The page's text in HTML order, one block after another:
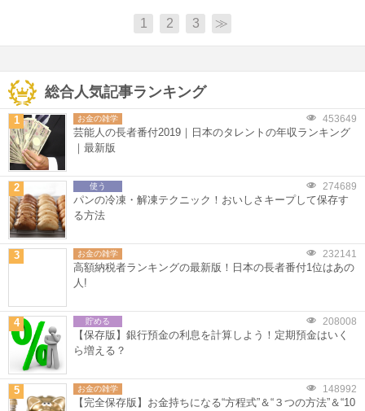
1 2 3 ≫
総合人気記事ランキング
1 お金の雑学 453649
芸能人の長者番付2019｜日本のタレントの年収ランキング
｜最新版
2 使う 274689
パンの冷凍・解凍テクニック！おいしさキープして保存す
る方法
3 お金の雑学 232141
高額納税者ランキングの最新版！日本の長者番付1位はあの
人!
4 貯める 208008
【保存版】銀行預金の利息を計算しよう！定期預金はいく
ら増える？
5 お金の雑学 148992
【完全保存版】お金持ちになる“方程式”＆“３つの方法”＆“10